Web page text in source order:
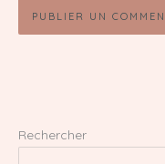
Rechercher